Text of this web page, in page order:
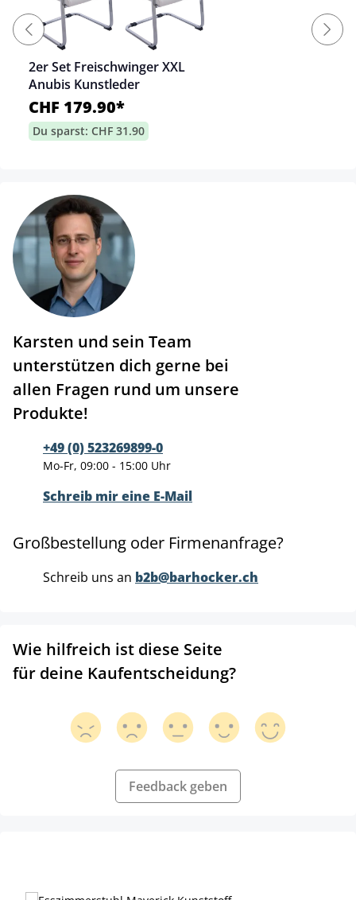
2er Set Freischwinger XXL
Anubis Kunstleder
CHF 179.90*
Du sparst: CHF 31.90
Karsten und sein Team
unterstützen dich gerne bei
allen Fragen rund um unsere
Produkte!
+49 (0) 523269899-0
Mo-Fr, 09:00 - 15:00 Uhr
Schreib mir eine E-Mail
Großbestellung oder Firmenanfrage?
Schreib uns an b2b@barhocker.ch
Wie hilfreich ist diese Seite
für deine Kaufentscheidung?
Feedback geben